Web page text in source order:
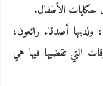
الأطفال.
أصدقاء رائعون،
التي تقضيها فيها هي